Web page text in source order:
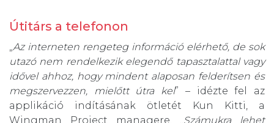
Útitárs a telefonon
„Az interneten rengeteg információ elérhető, de sok
utazó nem rendelkezik elegendő tapasztalattal vagy
idővel ahhoz, hogy mindent alaposan felderítsen és
megszervezzen, mielőtt útra kel” – idézte fel az
applikáció indításának ötletét Kun Kitti, a
Wingman Project managere. „ Számukra lehet